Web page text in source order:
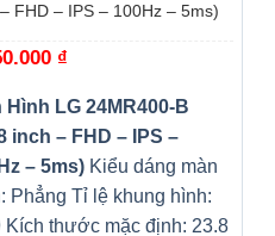
FHD – IPS – 100Hz – 5ms)
₫
Hình LG 24MR400-B
inch – FHD – IPS –
– 5ms) Kiểu dáng màn
Phẳng Tỉ lệ khung hình:
Kích thước mặc định: 23.8